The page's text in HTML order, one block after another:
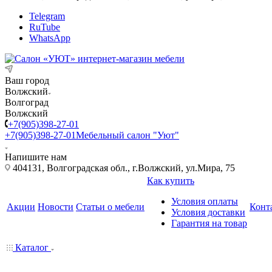
Telegram
RuTube
WhatsApp
Ваш город
Волжский
Волгоград
Волжский
+7(905)398-27-01
+7(905)398-27-01Мебельный салон "Уют"
Напишите нам
404131, Волгоградская обл., г.Волжский, ул.Мира, 75
Акции Новости Статьи о мебели
Как купить
Условия оплаты
Условия доставки
Гарантия на товар
Каталог